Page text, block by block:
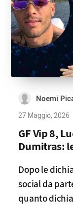
Noemi
27 Maggio, 2026
GF Vip 8,
Dumitras:
Dopo le
social da
quanto